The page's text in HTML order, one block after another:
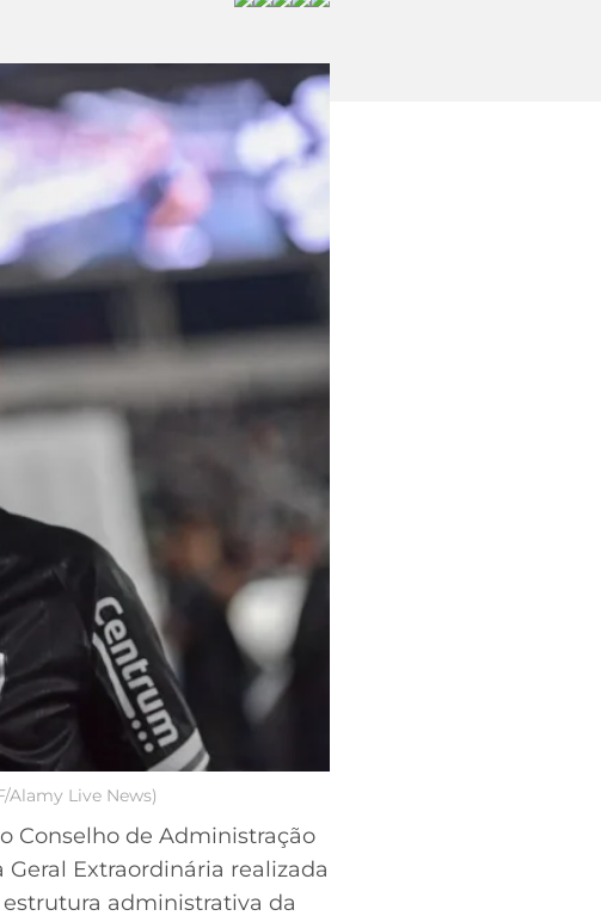
Alamy Live News)
Conselho de Administração
Extraordinária realizada
administrativa da